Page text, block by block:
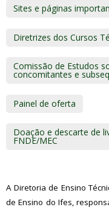
Sites e páginas
Diretrizes dos Cursos
Comissão de Estudos
concomitantes e
Painel de oferta
Doação e descarte de
FNDE/MEC
A Diretoria de Ensino
de Ensino do Ifes,